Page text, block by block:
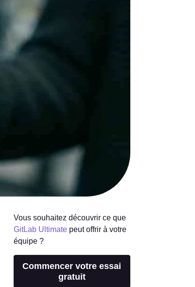
Vous souhaitez découvrir ce que
GitLab Ultimatepeut offrir à votre
équipe ?
Commencer votre essai
gratuit